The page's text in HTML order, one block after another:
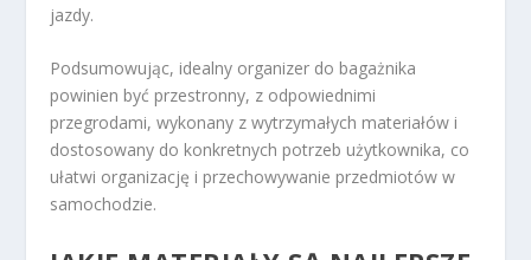
jazdy.
Podsumowując, idealny organizer do bagażnika
powinien być przestronny, z odpowiednimi
przegrodami, wykonany z wytrzymałych materiałów i
dostosowany do konkretnych potrzeb użytkownika, co
ułatwi organizację i przechowywanie przedmiotów w
samochodzie.